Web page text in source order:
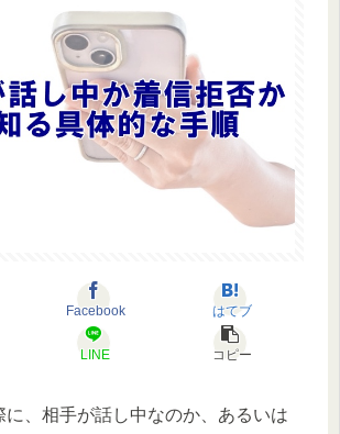
Facebook はてブ
LINE コピー
に、相手が話し中なのか、あるいは